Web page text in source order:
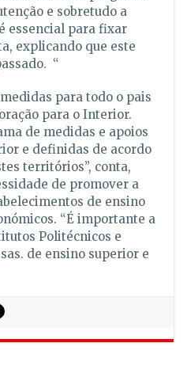
e sobretudo a
essencial para fixar
explicando que este
“
para todo o pais
para o Interior.
de medidas e apoios
e definidas de acordo
territórios”, conta,
de promover a
de ensino
“É importante a
Politécnicos e
de ensino superior e